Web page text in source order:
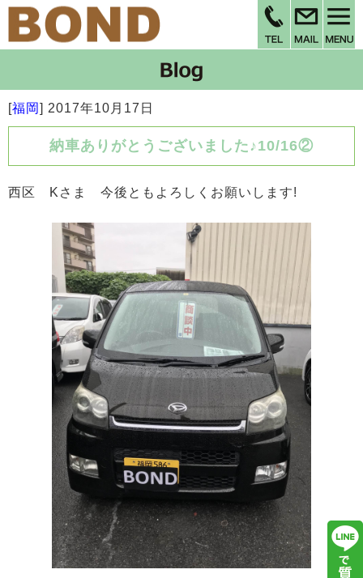
[福岡] 2017年10月17日
納車ありがとうございました♪10/16②
西区 Kさま 今後ともよろしくお願いします!